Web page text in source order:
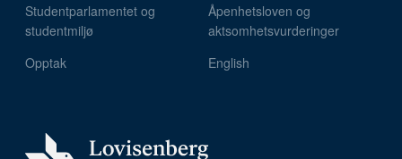
Studentparlamentet og
studentmiljø
Opptak
Åpenhetsloven og
aktsomhetsvurderinger
English